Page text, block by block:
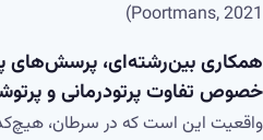
Poortmans, 2021)
همکاری بین‌رشته‌ای، پرسش‌های
خصوص تفاوت پرتودرمانی و
واقعیت این است که در سرطان،